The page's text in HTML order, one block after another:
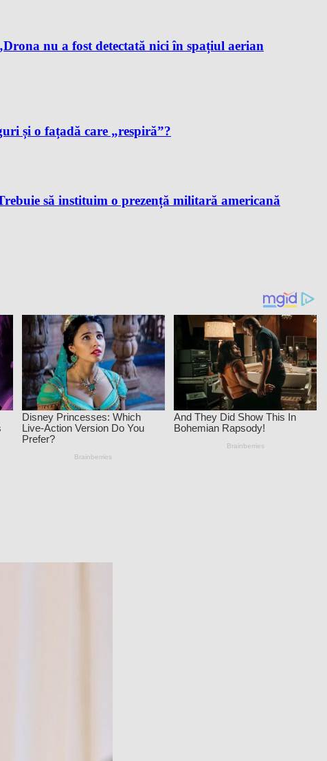
nu a fost detectată nici în spațiul aerian
și o fațadă care „respiră”?
să instituim o prezență militară americană